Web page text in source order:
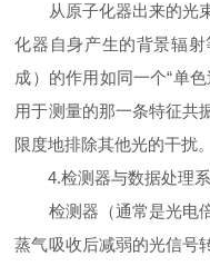
从原子化器出来的光束
化器自身产生的背景辐
成）的作用如同一个“单
用于测量的那一条特征共
限度地排除其他光的干扰。
4.检测器与数据处理系
检测器（通常是光电倍
蒸气吸收后减弱的光信号